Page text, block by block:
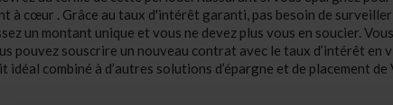
à cœur . Grâce au taux d'intérêt garanti, pas besoin de
un montant unique et vous ne devez plus vous en soucier.
pouvez souscrire un nouveau contrat avec le taux d’intérêt en
idéal combiné à d’autres solutions d’épargne et de placement